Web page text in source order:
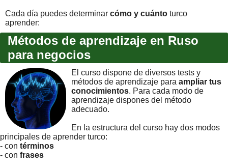
Cada día puedes determinar cómo y cuánto turco
aprender:
Métodos de aprendizaje en Ruso
para negocios
El curso dispone de diversos tests y
métodos de aprendizaje para ampliar tus
conocimientos. Para cada modo de
aprendizaje dispones del método
adecuado.
En la estructura del curso hay dos modos
principales de aprender turco:
- con términos
- con frases